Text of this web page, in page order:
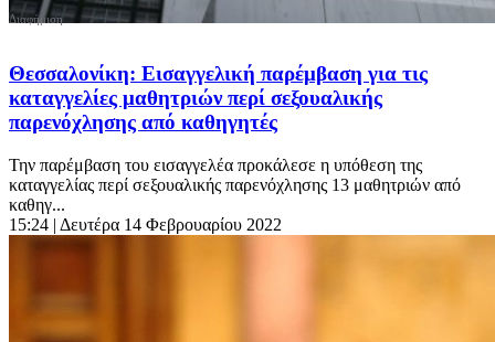
Θεσσαλονίκη: Εισαγγελική παρέμβαση για τις
καταγγελίες μαθητριών περί σεξουαλικής
παρενόχλησης από καθηγητές
Την παρέμβαση του εισαγγελέα προκάλεσε η υπόθεση της
καταγγελίας περί σεξουαλικής παρενόχλησης 13 μαθητριών από
καθηγ...
15:24 | Δευτέρα 14 Φεβρουαρίου 2022